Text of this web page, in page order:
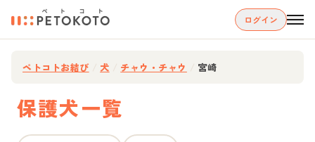
ログイン
ペトコトお結び 犬 チャウ・チャウ 宮崎
保護犬一覧